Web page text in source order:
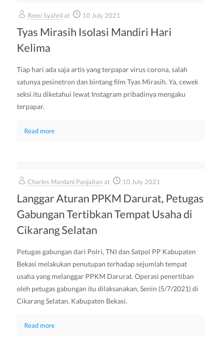
Romi Syahril at 10 July 2021
Tyas Mirasih Isolasi Mandiri Hari
Kelima
Tiap hari ada saja artis yang terpapar virus corona, salah
satunya pesinetron dan bintang film Tyas Mirasih. Ya, cewek
seksi itu diketahui lewat Instagram pribadinya mengaku
terpapar.
Read more
Charles Mardani Panjaitan at 10 July 2021
Langgar Aturan PPKM Darurat, Petugas
Gabungan Tertibkan Tempat Usaha di
Cikarang Selatan
Petugas gabungan dari Polri, TNI dan Satpol PP Kabupaten
Bekasi melakukan penutupan terhadap sejumlah tempat
usaha yang melanggar PPKM Darurat. Operasi penertiban
oleh petugas gabungan itu dilaksanakan, Senin (5/7/2021) di
Cikarang Selatan, Kabupaten Bekasi.
Read more